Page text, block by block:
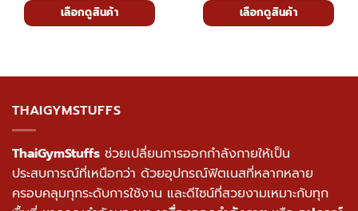
เลือกดูสินค้า เลือกดูสินค้า
THAIGYMSTUFFS
ThaiGymStuffs ช่วยเปลี่ยนการออกกำลังกายให้เป็น
ประสบการณ์ที่เหนือกว่า ด้วยอุปกรณ์ฟิตเนสที่หลากหลาย
ครอบคลุมทุกระดับการใช้งาน และดีไซน์ที่สวยงามเหมาะกับทุก